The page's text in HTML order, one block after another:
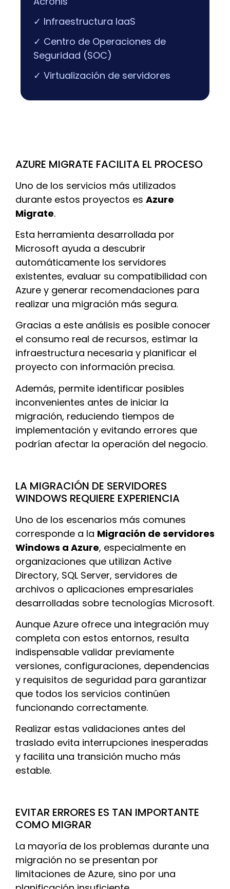
✓ Infraestructura IaaS
✓ Centro de Operaciones de
Seguridad (SOC)
✓ Virtualización de servidores
AZURE MIGRATE FACILITA EL PROCESO
Uno de los servicios más utilizados
durante estos proyectos es Azure
Migrate.
Esta herramienta desarrollada por
Microsoft ayuda a descubrir
automáticamente los servidores
existentes, evaluar su compatibilidad con
Azure y generar recomendaciones para
realizar una migración más segura.
Gracias a este análisis es posible conocer
el consumo real de recursos, estimar la
infraestructura necesaria y planificar el
proyecto con información precisa.
Además, permite identificar posibles
inconvenientes antes de iniciar la
migración, reduciendo tiempos de
implementación y evitando errores que
podrían afectar la operación del negocio.
LA MIGRACIÓN DE SERVIDORES
WINDOWS REQUIERE EXPERIENCIA
Uno de los escenarios más comunes
corresponde a la Migración de servidores
Windows a Azure, especialmente en
organizaciones que utilizan Active
Directory, SQL Server, servidores de
archivos o aplicaciones empresariales
desarrolladas sobre tecnologías Microsoft.
Aunque Azure ofrece una integración muy
completa con estos entornos, resulta
indispensable validar previamente
versiones, configuraciones, dependencias
y requisitos de seguridad para garantizar
que todos los servicios continúen
funcionando correctamente.
Realizar estas validaciones antes del
traslado evita interrupciones inesperadas
y facilita una transición mucho más
estable.
EVITAR ERRORES ES TAN IMPORTANTE
COMO MIGRAR
La mayoría de los problemas durante una
migración no se presentan por
limitaciones de Azure, sino por una